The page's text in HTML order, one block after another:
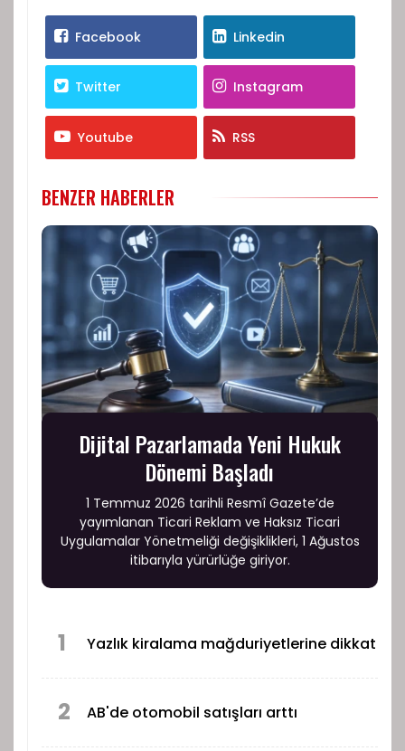
Facebook Linkedin
Twitter Instagram
Youtube RSS
BENZER HABERLER
Dijital Pazarlamada Yeni Hukuk
Dönemi Başladı
1 Temmuz 2026 tarihli Resmî Gazete’de
yayımlanan Ticari Reklam ve Haksız Ticari
Uygulamalar Yönetmeliği değişiklikleri, 1 Ağustos
itibarıyla yürürlüğe giriyor.
1 Yazlık kiralama mağduriyetlerine dikkat
2 AB'de otomobil satışları arttı